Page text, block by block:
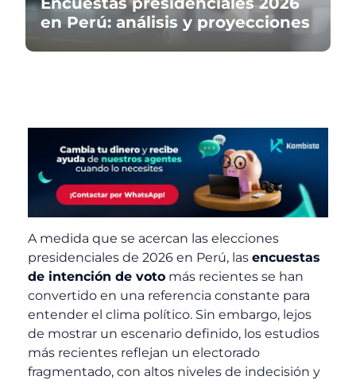
en Perú: análisis y proyecciones
A medida que se acercan las elecciones
presidenciales de 2026 en Perú, las encuestas
de intención de voto más recientes se han
convertido en una referencia constante para
entender el clima político. Sin embargo, lejos
de mostrar un escenario definido, los estudios
más recientes reflejan un electorado
fragmentado, con altos niveles de indecisión y